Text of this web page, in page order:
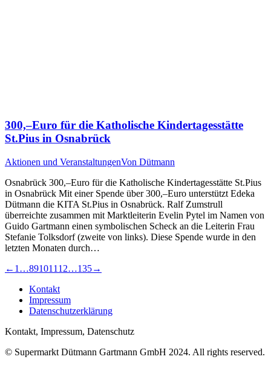
300,–Euro für die Katholische Kindertagesstätte
St.Pius in Osnabrück
Aktionen und VeranstaltungenVon Dütmann
Osnabrück 300,–Euro für die Katholische Kindertagesstätte St.Pius
in Osnabrück Mit einer Spende über 300,–Euro unterstützt Edeka
Dütmann die KITA St.Pius in Osnabrück. Ralf Zumstrull
überreichte zusammen mit Marktleiterin Evelin Pytel im Namen von
Guido Gartmann einen symbolischen Scheck an die Leiterin Frau
Stefanie Tolksdorf (zweite von links). Diese Spende wurde in den
letzten Monaten durch…
← 1 …891011 12…135→
Kontakt
Impressum
Datenschutzerklärung
Kontakt, Impressum, Datenschutz
© Supermarkt Dütmann Gartmann GmbH 2024. All rights reserved.